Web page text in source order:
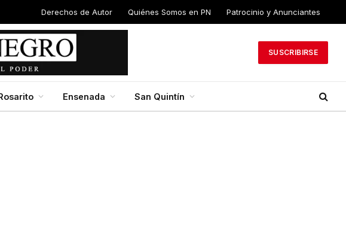
Derechos de Autor Quiénes Somos en PN Patrocinio y Anunciantes
SUSCRIBIRSE
Ensenada San Quintín